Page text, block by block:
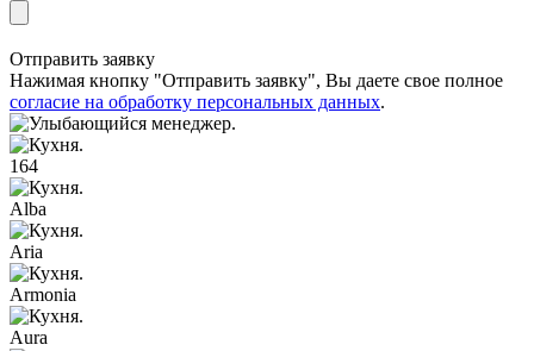
Отправить заявку
Нажимая кнопку "Отправить заявку", Вы даете свое полное
согласие на обработку персональных данных.
164
Alba
Aria
Armonia
Aura